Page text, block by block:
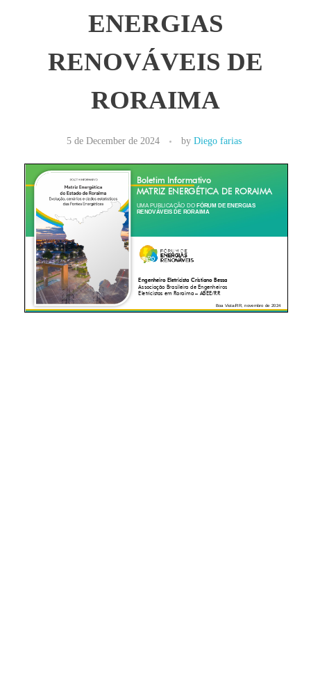
ENERGIAS
RENOVÁVEIS DE
RORAIMA
5 de December de 2024 by Diego farias